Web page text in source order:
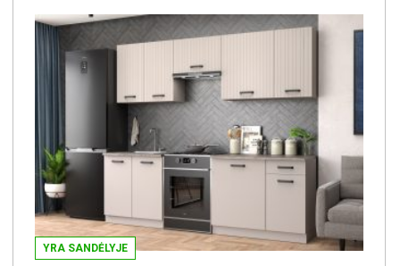
YRA SANDĖLYJE